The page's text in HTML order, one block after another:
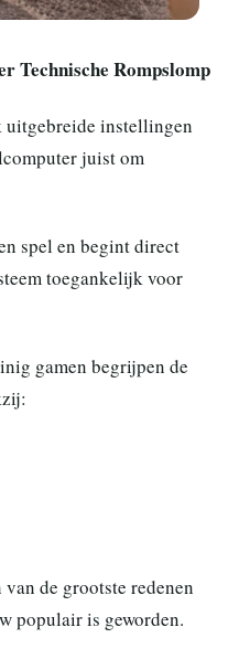
Technische Rompslomp
uitgebreide instellingen
juist om
spel en begint direct
toegankelijk voor
gamen begrijpen de
de grootste redenen
populair is geworden.